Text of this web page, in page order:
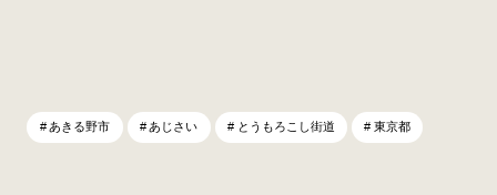
あきる野市 あじさい とうもろこし街道 東京都